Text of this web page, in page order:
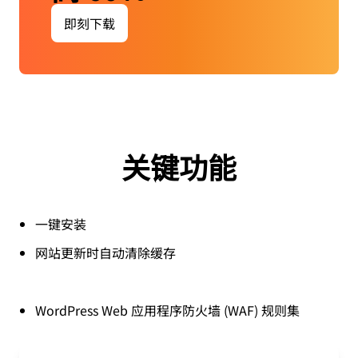
即刻下载
关键功能
一键安装
网站更新时自动清除缓存
WordPress Web 应用程序防火墙 (WAF) 规则集